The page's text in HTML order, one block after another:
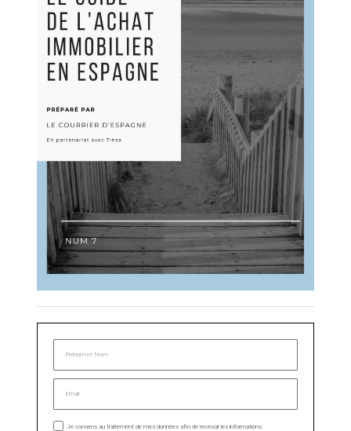
Je consens au traitement de mes données afin de recevoir les informations